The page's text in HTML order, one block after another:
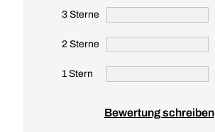
3 Sterne
2 Sterne
1 Stern
Bewertung schreiben